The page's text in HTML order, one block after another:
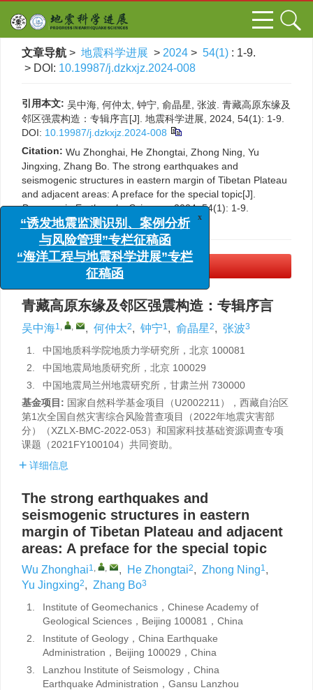
文章导航 > 地震科学进展 > 2024 > 54(1) : 1-9.
> DOI: 10.19987/j.dzkxjz.2024-008
引用本文: 吴中海, 何仲太, 钟宁, 俞晶星, 张波. 青藏高原东缘及
邻区强震构造：专辑序言[J]. 地震科学进展, 2024, 54(1): 1-9.
DOI: 10.19987/j.dzkxjz.2024-008
Citation: Wu Zhonghai, He Zhongtai, Zhong Ning, Yu
Jingxing, Zhang Bo. The strong earthquakes and
seismogenic structures in eastern margin of Tibetan Plateau
and adjacent areas: A preface for the special topic[J].
Progress in Earthquake Sciences, 2024, 54(1): 1-9.
DOI:10.19987/j.dzkxjz.2024-008
PDF下载
青藏高原东缘及邻区强震构造：专辑序言
吴中海1, , , 何仲太2, 钟宁1, 俞晶星2, 张波3
1.
中国地质科学院地质力学研究所，北京 100081
2.
中国地震局地质研究所，北京 100029
3.
中国地震局兰州地震研究所，甘肃兰州 730000
基金项目: 国家自然科学基金项目（U2002211），西藏自治区
第1次全国自然灾害综合风险普查项目（2022年地震灾害部
分）（XZLX-BMC-2022-053）和国家科技基础资源调查专项
课题（2021FY100104）共同资助。
详细信息
The strong earthquakes and
seismogenic structures in eastern
margin of Tibetan Plateau and adjacent
areas: A preface for the special topic
Wu Zhonghai1, , , He Zhongtai2, Zhong Ning1,
Yu Jingxing2, Zhang Bo3
1.
Institute of Geomechanics，Chinese Academy of
Geological Sciences，Beijing 100081，China
2.
Institute of Geology，China Earthquake
Administration，Beijing 100029，China
3.
Lanzhou Institute of Seismology，China
Earthquake Administration，Gansu Lanzhou
“诱发地震监测识别、案例分析
与风险管理”专栏征稿函
“海洋工程与地震科学进展”专栏
征稿函